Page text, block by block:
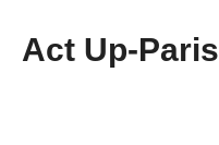
Act Up-Paris